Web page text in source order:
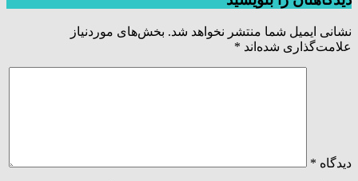
نشانی ایمیل شما منتشر نخواهد شد. بخش‌های موردنیاز
علامت‌گذاری شده‌اند *
دیدگاه *